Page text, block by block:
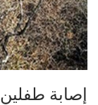
إصابة